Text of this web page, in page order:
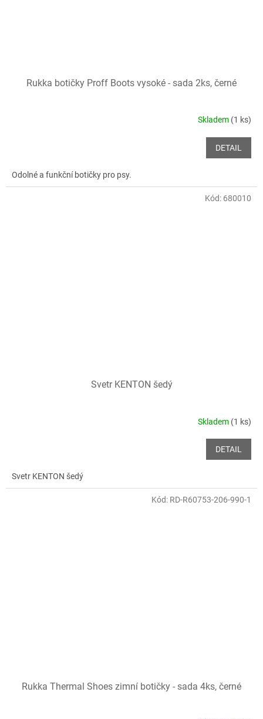
Rukka botičky Proff Boots vysoké - sada 2ks, černé
Skladem (1 ks)
DETAIL
Odolné a funkční botičky pro psy.
Svetr KENTON šedý
Skladem (1 ks)
DETAIL
Svetr KENTON šedý
Kód: 680010
Rukka Thermal Shoes zimní botičky - sada 4ks, černé
Kód: RD-R60753-206-990-1